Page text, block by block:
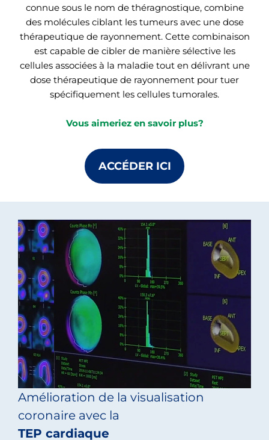
connue sous le nom de théragnostique, combine
des molécules ciblant les tumeurs avec une dose
thérapeutique de rayonnement. Cette combinaison
est capable de cibler de manière sélective les
cellules associées à la maladie tout en délivrant une
dose thérapeutique de rayonnement pour tuer
spécifiquement les cellules tumorales.
Vous aimeriez en savoir plus?
ACCÉDER ICI
Amélioration de la visualisation
coronaire avec la
TEP cardiaque